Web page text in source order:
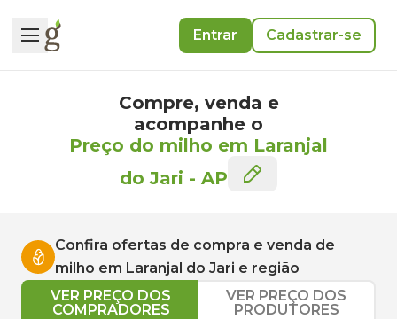
Entrar Cadastrar-se
Compre, venda e
acompanhe o
Preço do milho em Laranjal
do Jari - AP
Confira ofertas de compra e venda de
milho em Laranjal do Jari e região
VER PREÇO DOS
COMPRADORES
VER PREÇO DOS
PRODUTORES